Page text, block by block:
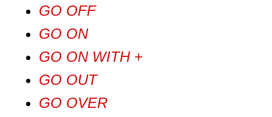
GO OFF
GO ON
GO ON WITH +
GO OUT
GO OVER